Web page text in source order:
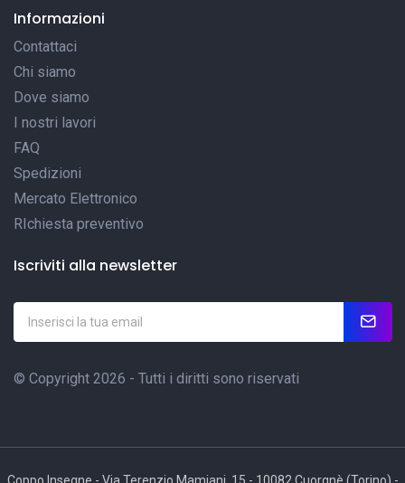
Informazioni
Contattaci
Chi siamo
Dove siamo
I nostri lavori
FAQ
Spedizioni
Mercato Elettronico
RIchiesta preventivo
Iscriviti alla newsletter
© Copyright 2026 - Tutti i diritti sono riservati